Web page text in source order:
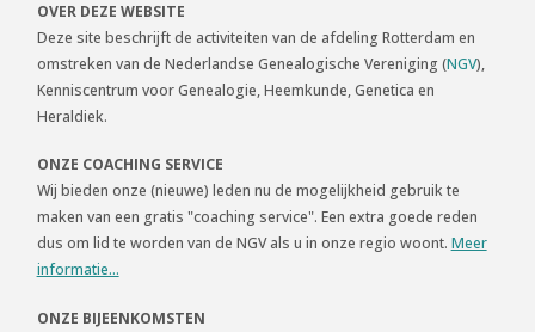
OVER DEZE WEBSITE
Deze site beschrijft de activiteiten van de afdeling Rotterdam en
omstreken van de Nederlandse Genealogische Vereniging (NGV),
Kenniscentrum voor Genealogie, Heemkunde, Genetica en
Heraldiek.
ONZE COACHING SERVICE
Wij bieden onze (nieuwe) leden nu de mogelijkheid gebruik te
maken van een gratis "coaching service". Een extra goede reden
dus om lid te worden van de NGV als u in onze regio woont. Meer
informatie...
ONZE BIJEENKOMSTEN